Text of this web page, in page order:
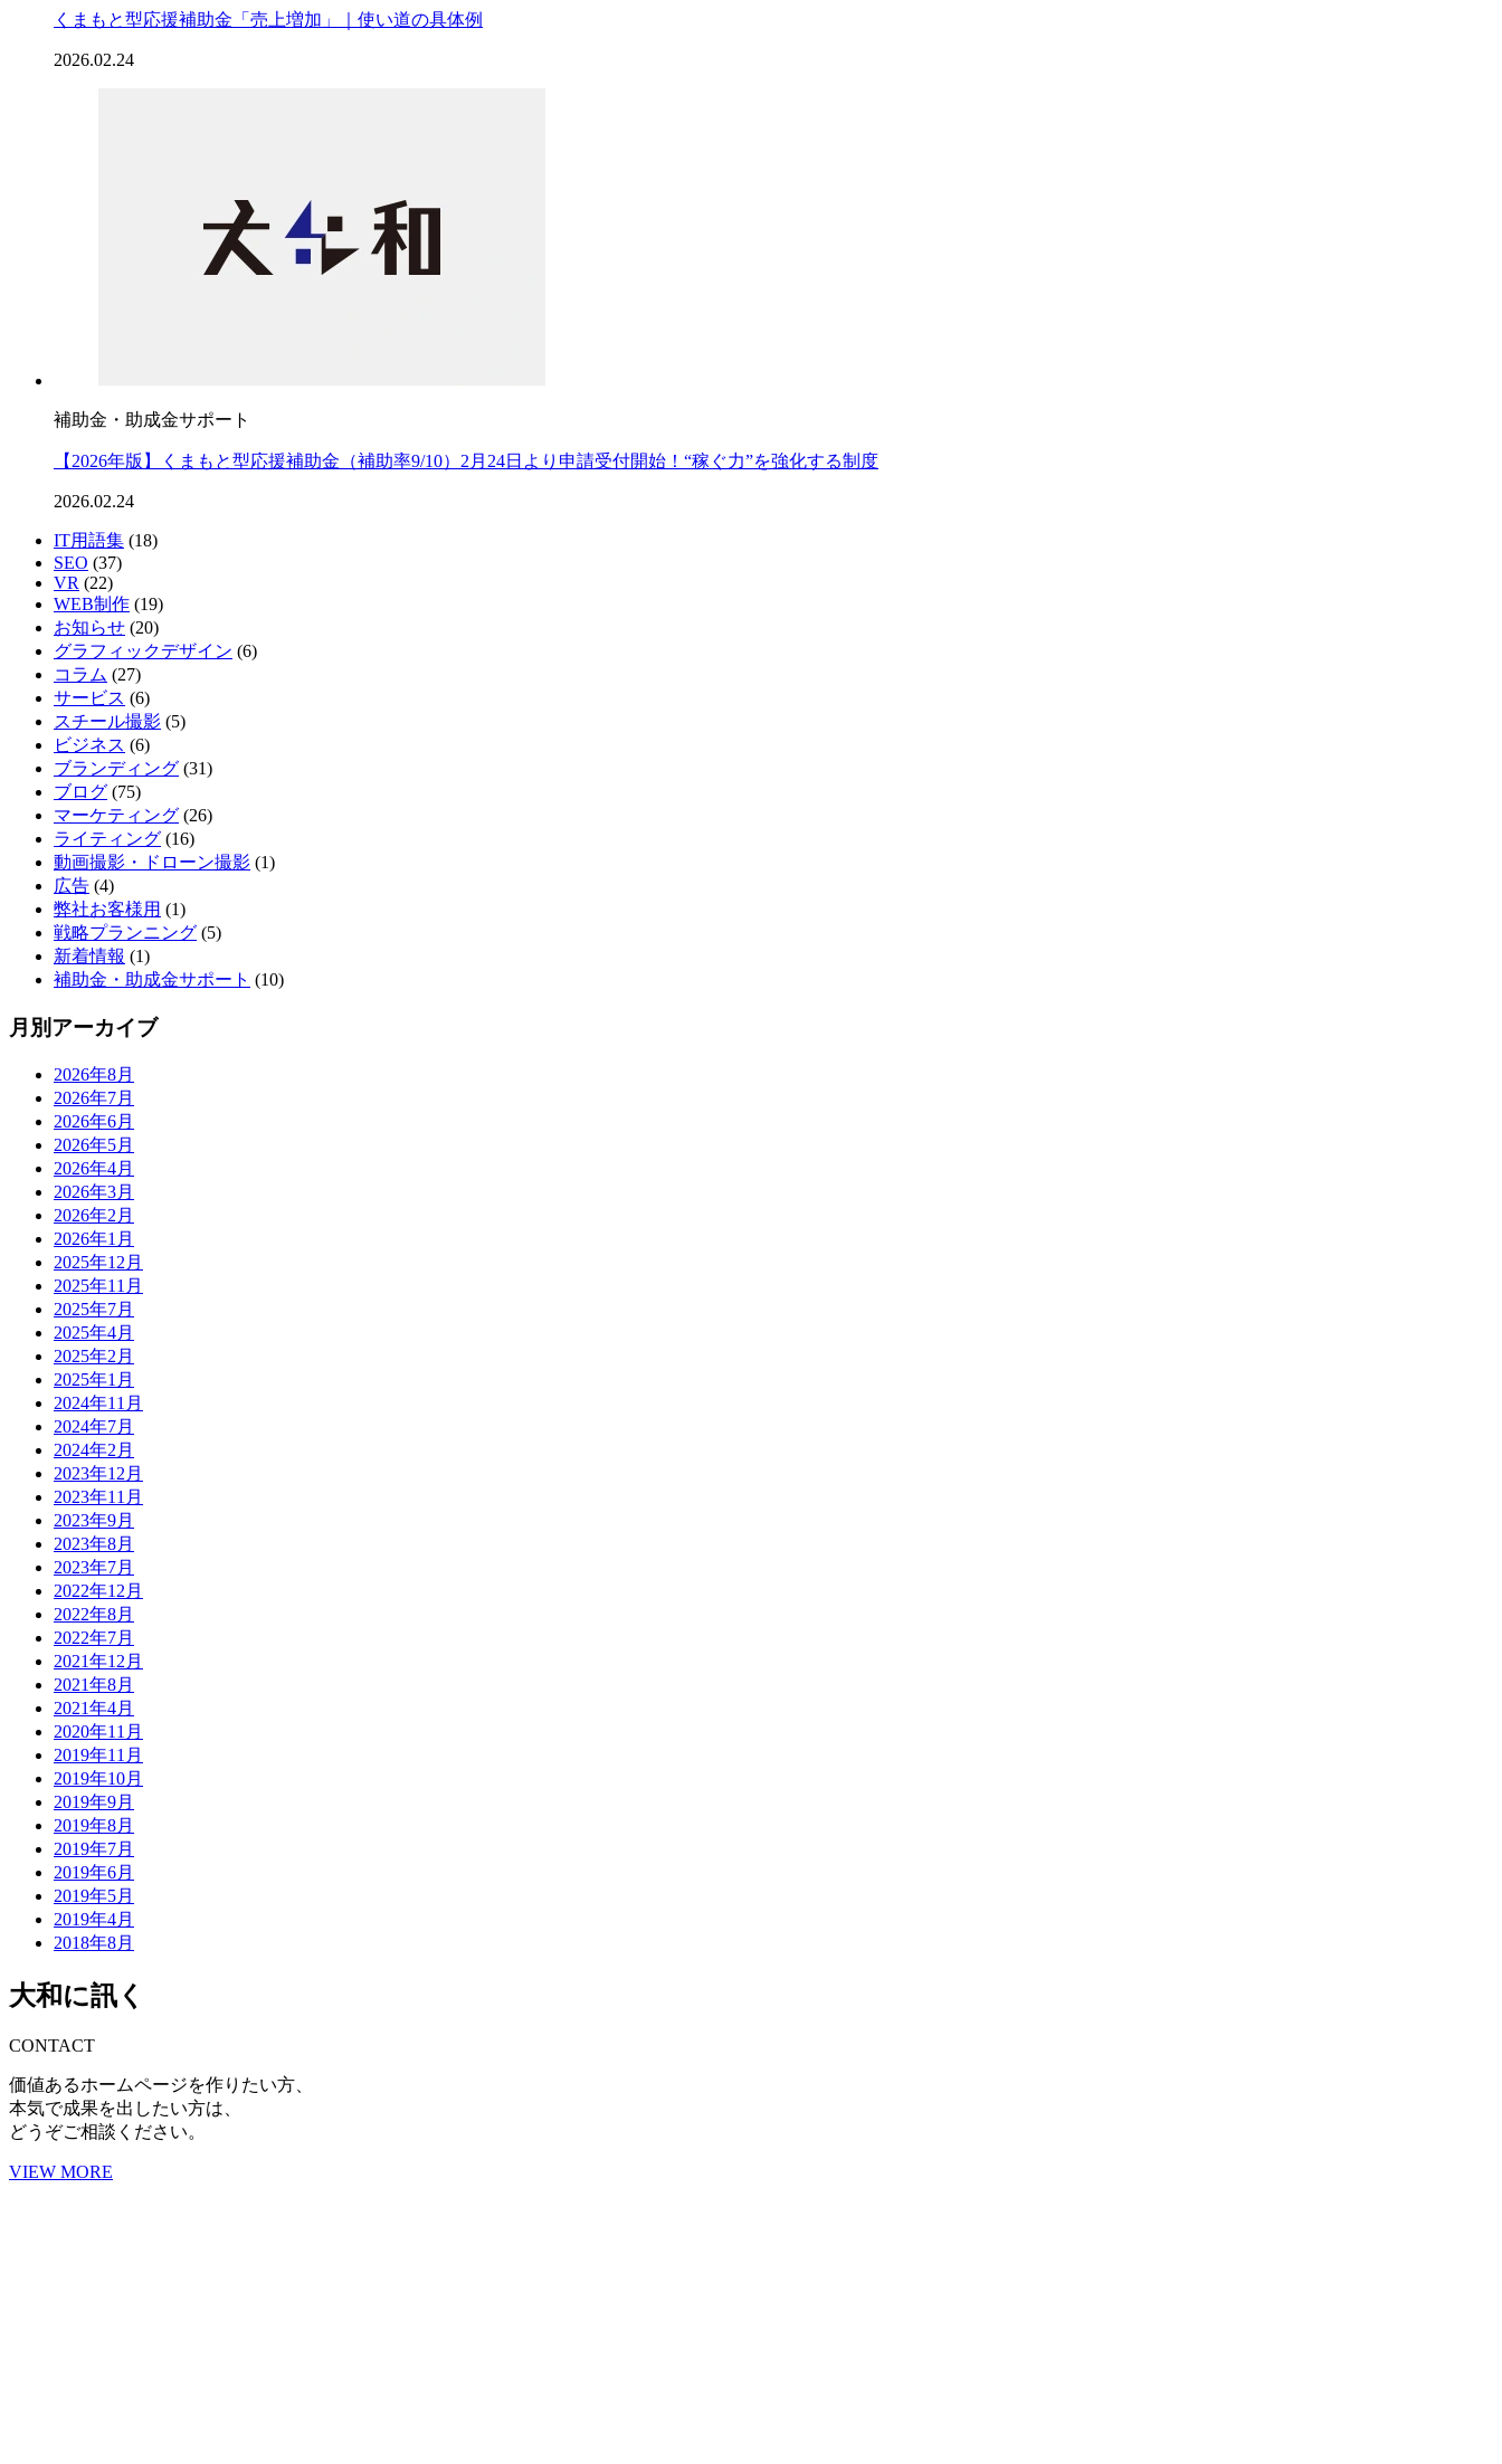
くまもと型応援補助金「売上増加」｜使い道の具体例
2026.02.24
補助金・助成金サポート
【2026年版】くまもと型応援補助金（補助率9/10）2月24日より申請受付開始！“稼ぐ力”を強化する制度
2026.02.24
IT用語集 (18)
SEO (37)
VR (22)
WEB制作 (19)
お知らせ (20)
グラフィックデザイン (6)
コラム (27)
サービス (6)
スチール撮影 (5)
ビジネス (6)
ブランディング (31)
ブログ (75)
マーケティング (26)
ライティング (16)
動画撮影・ドローン撮影 (1)
広告 (4)
弊社お客様用 (1)
戦略プランニング (5)
新着情報 (1)
補助金・助成金サポート (10)
月別アーカイブ
2026年8月
2026年7月
2026年6月
2026年5月
2026年4月
2026年3月
2026年2月
2026年1月
2025年12月
2025年11月
2025年7月
2025年4月
2025年2月
2025年1月
2024年11月
2024年7月
2024年2月
2023年12月
2023年11月
2023年9月
2023年8月
2023年7月
2022年12月
2022年8月
2022年7月
2021年12月
2021年8月
2021年4月
2020年11月
2019年11月
2019年10月
2019年9月
2019年8月
2019年7月
2019年6月
2019年5月
2019年4月
2018年8月
大和に訊く
CONTACT
価値あるホームページを作りたい方、
本気で成果を出したい方は、
どうぞご相談ください。
VIEW MORE